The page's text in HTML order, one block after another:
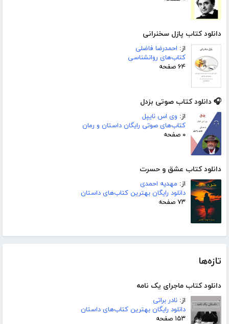
دانلود کتاب پازل سخنرانی
از: احمدرضا فاضلی
کتاب‌های روانشناسی
۶۴ صفحه
🎧 دانلود کتاب صوتی بزدل
از: وی اس نایپل
کتاب‌های صوتی رایگان داستان و رمان
۰ صفحه
دانلود کتاب عشق و حسرت
از: مهدیه احمدی
دانلود رایگان بهترین کتاب‌های داستان
۷۳ صفحه
تازه‌ها
دانلود کتاب ماجرای یک نامه
از: نادر براتی
دانلود رایگان بهترین کتاب‌های داستان
۱۵۳ صفحه